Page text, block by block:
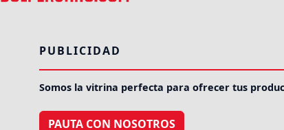
PUBLICIDAD
Somos la vitrina perfecta para ofrecer tus
PAUTA CON NOSOTROS